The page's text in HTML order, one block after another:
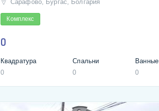
Сарафово, Бургас, Болгария
Комплекс
0
Квадратура
0
Спальни
0
Ванные
0